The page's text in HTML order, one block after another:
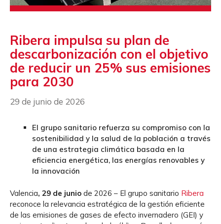
Ribera impulsa su plan de
descarbonización con el objetivo
de reducir un 25% sus emisiones
para 2030
29 de junio de 2026
El grupo sanitario refuerza su compromiso con la
sostenibilidad y la salud de la población a través
de una estrategia climática basada en la
eficiencia energética, las energías renovables y
la innovación
Valencia, 29 de junio de 2026 – El grupo sanitario Ribera
reconoce la relevancia estratégica de la gestión eficiente
de las emisiones de gases de efecto invernadero (GEI) y